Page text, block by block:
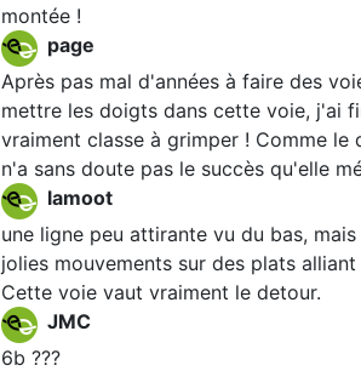
montée !
page
Après pas mal d'années à faire des
mettre les doigts dans cette voie, j'ai
vraiment classe à grimper ! Comme
n'a sans doute pas le succès qu'elle
lamoot
une ligne peu attirante vu du bas,
jolies mouvements sur des plats
Cette voie vaut vraiment le detour.
JMC
6b ???